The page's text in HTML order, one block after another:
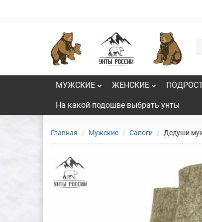
МУЖСКИЕ ЖЕНСКИЕ
На какой подошве выбрать унты
Главная Мужские Сапоги Дедуши